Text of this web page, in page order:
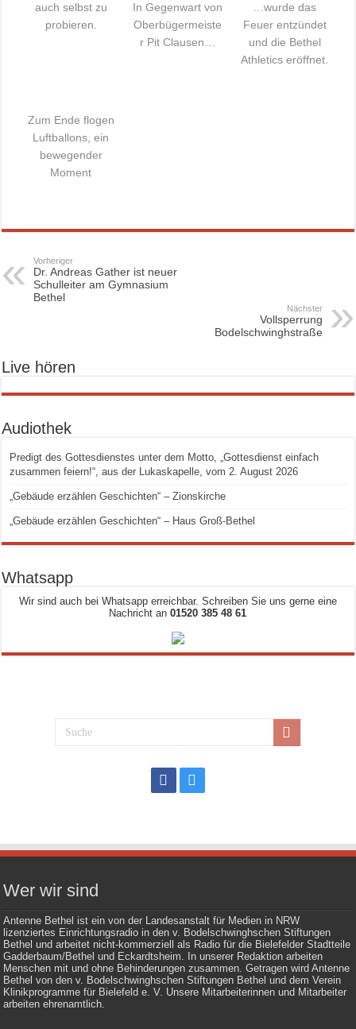
auch selbst zu
probieren.
In Gegenwart von
Oberbügermeiste
r Pit Clausen…
…wurde das
Feuer entzündet
und die Bethel
Athletics eröffnet.
Zum Ende flogen
Luftballons, ein
bewegender
Moment
Vorheriger
Dr. Andreas Gather ist neuer
Schulleiter am Gymnasium
Bethel
Nächster
Vollsperrung
Bodelschwinghstraße
Live hören
Audiothek
Predigt des Gottesdienstes unter dem Motto, „Gottesdienst einfach
zusammen feiern!“, aus der Lukaskapelle, vom 2. August 2026
„Gebäude erzählen Geschichten“ – Zionskirche
„Gebäude erzählen Geschichten“ – Haus Groß-Bethel
Whatsapp
Wir sind auch bei Whatsapp erreichbar. Schreiben Sie uns gerne eine
Nachricht an01520 385 48 61
Wer wir sind
Antenne Bethel ist ein von der Landesanstalt für Medien in NRW
lizenziertes Einrichtungsradio in den v. Bodelschwinghschen Stiftungen
Bethel und arbeitet nicht-kommerziell als Radio für die Bielefelder Stadtteile
Gadderbaum/Bethel und Eckardtsheim. In unserer Redaktion arbeiten
Menschen mit und ohne Behinderungen zusammen. Getragen wird Antenne
Bethel von den v. Bodelschwinghschen Stiftungen Bethel und dem Verein
Klinikprogramme für Bielefeld e. V. Unsere Mitarbeiterinnen und Mitarbeiter
arbeiten ehrenamtlich.